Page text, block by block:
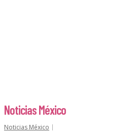
Noticias México
Noticias México